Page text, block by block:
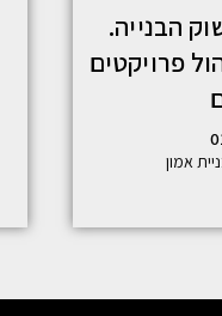
הבנייה.
פרויקטים
אמון